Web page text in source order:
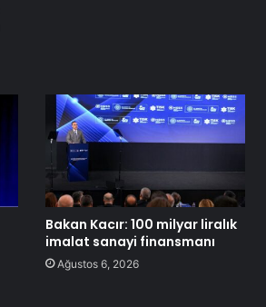
Bakan Kacır: 100 milyar liralık
imalat sanayi finansmanı
Ağustos 6, 2026